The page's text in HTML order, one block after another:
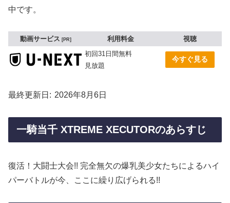
中です。
動画サービス PR 利用料金
視聴
初回31日間無料
見放題
今すぐ見る
最終更新日 2026年8月6日
一騎当千 XTREME XECUTORのあらすじ
復活！大闘士大会!! 完全無欠の爆乳美少女たちによるハイ
パーバトルが今、ここに繰り広げられる!!